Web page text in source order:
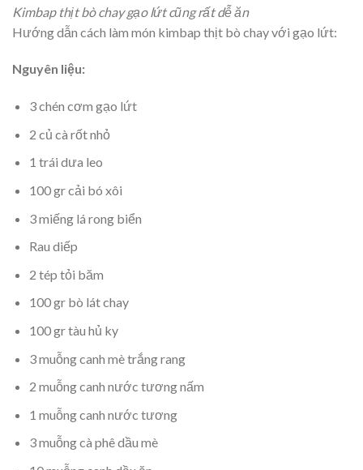
Kimbap thịt bò chay gạo lứt cũng rất dễ ăn
Hướng dẫn cách làm món kimbap thịt bò chay với gạo lứt:
Nguyên liệu:
3 chén cơm gạo lứt
2 củ cà rốt nhỏ
1 trái dưa leo
100 gr cải bó xôi
3 miếng lá rong biển
Rau diếp
2 tép tỏi băm
100 gr bò lát chay
100 gr tàu hủ ky
3 muỗng canh mè trắng rang
2 muỗng canh nước tương nấm
1 muỗng canh nước tương
3 muỗng cà phê dầu mè